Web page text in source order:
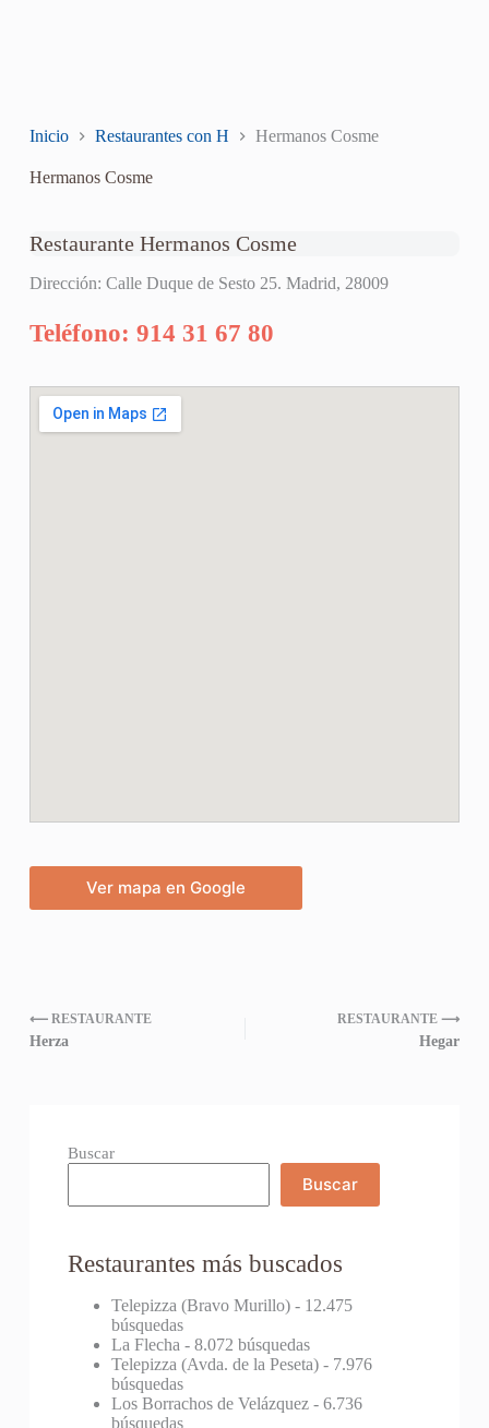
Inicio Restaurantes con H Hermanos Cosme
Hermanos Cosme
Restaurante Hermanos Cosme
Dirección: Calle Duque de Sesto 25. Madrid, 28009
Teléfono: 914 31 67 80
Ver mapa en Google
⟵ RESTAURANTE
Herza
RESTAURANTE ⟶
Hegar
Buscar
Buscar
Restaurantes más buscados
Telepizza (Bravo Murillo)- 12.475
búsquedas
La Flecha - 8.072 búsquedas
Telepizza (Avda. de la Peseta)- 7.976
búsquedas
Los Borrachos de Velázquez- 6.736
búsquedas